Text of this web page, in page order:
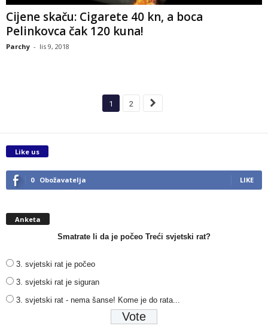
Cijene skaču: Cigarete 40 kn, a boca
Pelinkovca čak 120 kuna!
Parchy - lis 9, 2018
1 2
Like us
0 Obožavatelja LIKE
Anketa
Smatrate li da je počeo Treći svjetski rat?
3. svjetski rat je počeo
3. svjetski rat je siguran
3. svjetski rat - nema šanse! Kome je do rata...